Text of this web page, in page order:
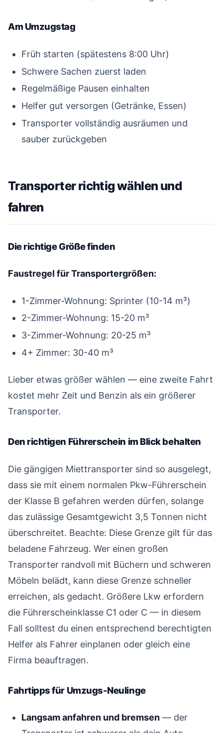
Am Umzugstag
Früh starten (spätestens 8:00 Uhr)
Schwere Sachen zuerst laden
Regelmäßige Pausen einhalten
Helfer gut versorgen (Getränke, Essen)
Transporter vollständig ausräumen und
sauber zurückgeben
Transporter richtig wählen und
fahren
Die richtige Größe finden
Faustregel für Transportergrößen:
1-Zimmer-Wohnung: Sprinter (10-14 m³)
2-Zimmer-Wohnung: 15-20 m³
3-Zimmer-Wohnung: 20-25 m³
4+ Zimmer: 30-40 m³
Lieber etwas größer wählen — eine zweite Fahrt
kostet mehr Zeit und Benzin als ein größerer
Transporter.
Den richtigen Führerschein im Blick behalten
Die gängigen Miettransporter sind so ausgelegt,
dass sie mit einem normalen Pkw-Führerschein
der Klasse B gefahren werden dürfen, solange
das zulässige Gesamtgewicht 3,5 Tonnen nicht
überschreitet. Beachte: Diese Grenze gilt für das
beladene Fahrzeug. Wer einen großen
Transporter randvoll mit Büchern und schweren
Möbeln belädt, kann diese Grenze schneller
erreichen, als gedacht. Größere Lkw erfordern
die Führerscheinklasse C1 oder C — in diesem
Fall solltest du einen entsprechend berechtigten
Helfer als Fahrer einplanen oder gleich eine
Firma beauftragen.
Fahrtipps für Umzugs-Neulinge
Langsam anfahren und bremsen — der